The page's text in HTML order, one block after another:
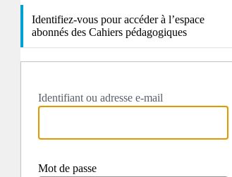
Identifiez-vous pour accéder à l’espace
abonnés des Cahiers pédagogiques
Identifiant ou adresse e-mail
Mot de passe